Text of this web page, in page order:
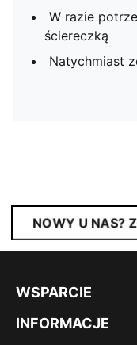
W razie
ściereczką
Natychmiast
NOWY U NAS?
WSPARCIE
INFORMACJE